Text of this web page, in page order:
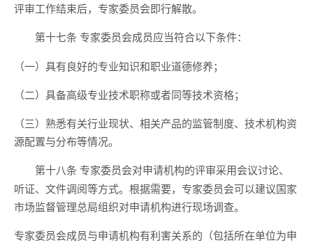
评审工作结束后，专家委员会即行解散。
第十七条 专家委员会成员应当符合以下条件：
（一）具有良好的专业知识和职业道德修养；
（二）具备高级专业技术职称或者同等技术资格；
（三）熟悉有关行业现状、相关产品的监管制度、技术机构资
源配置与分布等情况。
第十八条 专家委员会对申请机构的评审采用会议讨论、
听证、文件调阅等方式。根据需要，专家委员会可以建议国家
市场监督管理总局组织对申请机构进行现场调查。
专家委员会成员与申请机构有利害关系的（包括所在单位为申